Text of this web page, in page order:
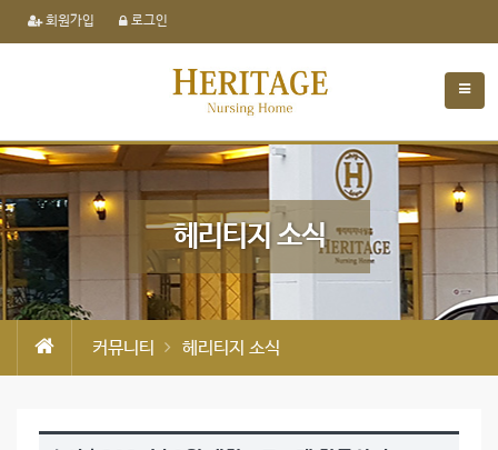
회원가입 로그인
헤리티지 소식
커뮤니티 헤리티지 소식